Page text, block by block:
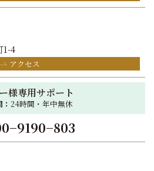
1-4
アクセス
様専用サポート
24時間・年中無休